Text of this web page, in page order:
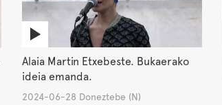
Alaia Martin Etxebeste. Bukaerako
ideia emanda.
2024-06-28 Doneztebe (N)